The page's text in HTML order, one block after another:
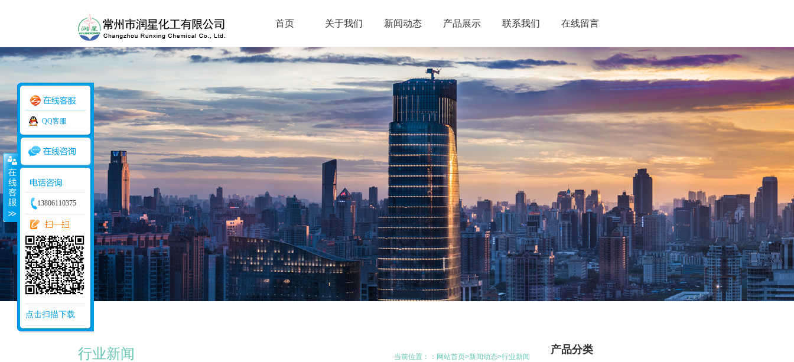
首页 关于我们 新闻动态 产品展示 联系我们 在线留言
行业新闻 当前位置：： 网站首页>新闻动态>行业新闻
产品分类
QQ客服
13806110375
点击扫描下载